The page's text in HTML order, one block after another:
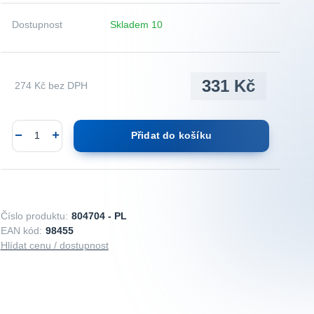
Dostupnost Skladem 10
331 Kč
274 Kč bez DPH
Přidat do košíku
Číslo produktu: 804704 - PL
EAN kód: 98455
Hlídat cenu / dostupnost